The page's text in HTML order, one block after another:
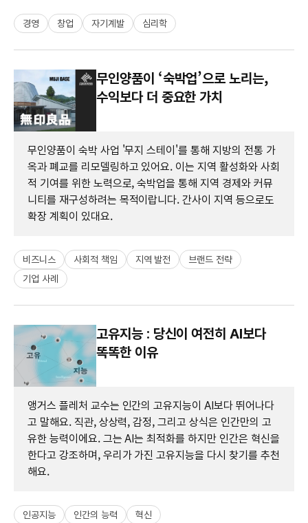
경영 창업 자기계발 심리학
무인양품이 ‘숙박업’으로 노리는,
수익보다 더 중요한 가치
무인양품이 숙박 사업 '무지 스테이'를 통해 지방의 전통 가
옥과 폐교를 리모델링하고 있어요. 이는 지역 활성화와 사회
적 기여를 위한 노력으로, 숙박업을 통해 지역 경제와 커뮤
니티를 재구성하려는 목적이랍니다. 간사이 지역 등으로도
확장 계획이 있대요.
비즈니스 사회적 책임 지역 발전
브랜드 전략
기업 사례
고유지능 : 당신이 여전히 AI보다
똑똑한 이유
앵거스 플레처 교수는 인간의 고유지능이 AI보다 뛰어나다
고 말해요. 직관, 상상력, 감정, 그리고 상식은 인간만의 고
유한 능력이에요. 그는 AI는 최적화를 하지만 인간은 혁신을
한다고 강조하며, 우리가 가진 고유지능을 다시 찾기를 추천
해요.
인공지능 인간의 능력 혁신